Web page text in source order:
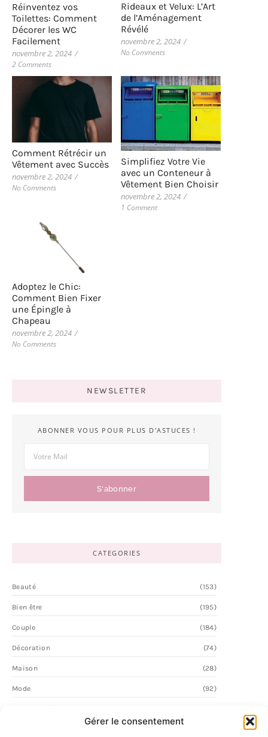
Gérer le consentement
Réinventez vos
Toilettes: Comment
Décorer les WC
Facilement
novembre 2, 2024 /
2 Comments
Rideaux et Velux: L’Art
de l’Aménagement
Révélé
novembre 2, 2024 /
No Comments
Comment Rétrécir un
Vêtement avec Succès
novembre 2, 2024 /
No Comments
Simplifiez Votre Vie
avec un Conteneur à
Vêtement Bien Choisir
novembre 2, 2024 /
1 Comment
Adoptez le Chic:
Comment Bien Fixer
une Épingle à
Chapeau
novembre 2, 2024 /
No Comments
NEWSLETTER
ABONNER VOUS POUR PLUS D'ASTUCES !
S'abonner
CATEGORIES
Beauté (153)
Bien être (195)
Couple (184)
Décoration (74)
Maison (28)
Mode (92)